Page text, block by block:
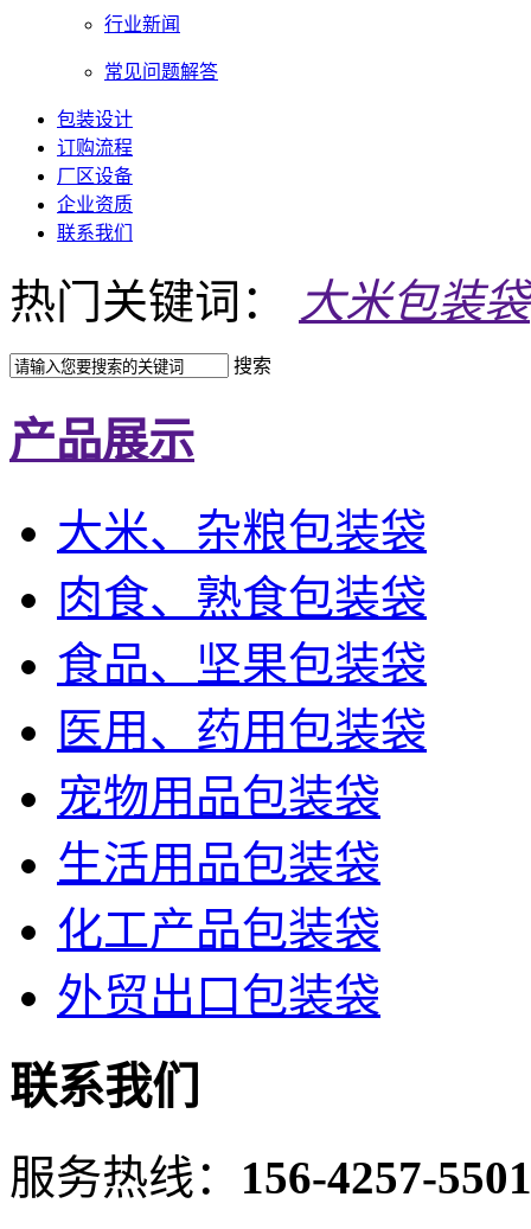
行业新闻
常见问题解答
包装设计
订购流程
厂区设备
企业资质
联系我们
热门关键词： 大米包装袋
搜索
产品展示
大米、杂粮包装袋
肉食、熟食包装袋
食品、坚果包装袋
医用、药用包装袋
宠物用品包装袋
生活用品包装袋
化工产品包装袋
外贸出口包装袋
联系我们
服务热线： 156-4257-5501